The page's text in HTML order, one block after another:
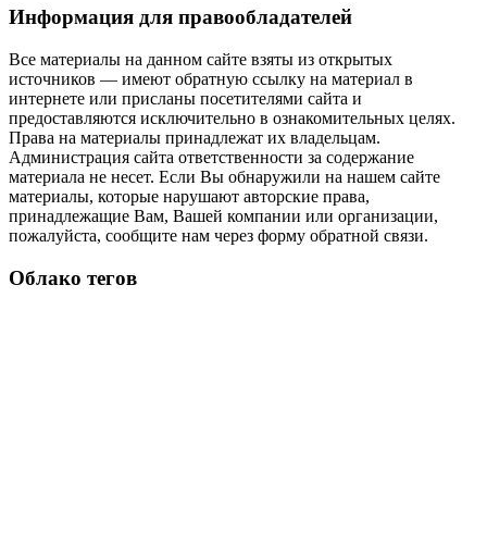
Информация для правообладателей
Все материалы на данном сайте взяты из открытых
источников — имеют обратную ссылку на материал в
интернете или присланы посетителями сайта и
предоставляются исключительно в ознакомительных целях.
Права на материалы принадлежат их владельцам.
Администрация сайта ответственности за содержание
материала не несет. Если Вы обнаружили на нашем сайте
материалы, которые нарушают авторские права,
принадлежащие Вам, Вашей компании или организации,
пожалуйста, сообщите нам через форму обратной связи.
Облако тегов